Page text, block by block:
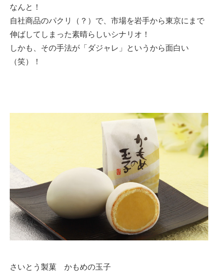
なんと！
自社商品のパクリ（？）で、市場を岩手から東京にまで
伸ばしてしまった素晴らしいシナリオ！
しかも、その手法が「ダジャレ」というから面白い
（笑）！
さいとう製菓 かもめの玉子